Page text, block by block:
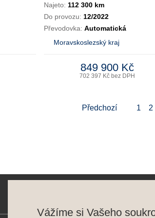
Najeto: 112 300 km
Do provozu: 12/2022
Převodovka: Automatická
Moravskoslezský kraj
849 900 Kč
702 397 Kč bez DPH
Předchozí 1 2
Vážíme si Vašeho